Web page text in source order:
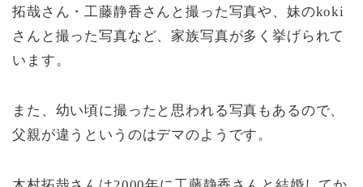
拓哉さん・工藤静香さんと撮った写真や、妹のkoki
さんと撮った写真など、家族写真が多く挙げられて
います。
また、幼い頃に撮ったと思われる写真もあるので、
父親が違うというのはデマのようです。